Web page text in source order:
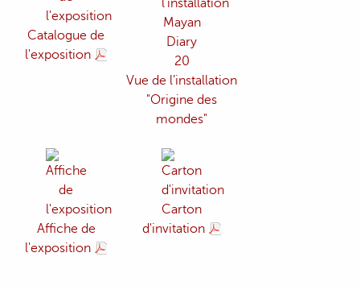
Catalogue de
l'exposition
Vue de l’installation
"Origine des
mondes"
Affiche de
l'exposition
Carton
d'invitation